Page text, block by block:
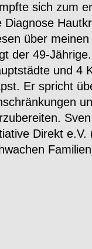
sich zum
Diagnose
über
der 49-
und 4
Er spricht
Direkt